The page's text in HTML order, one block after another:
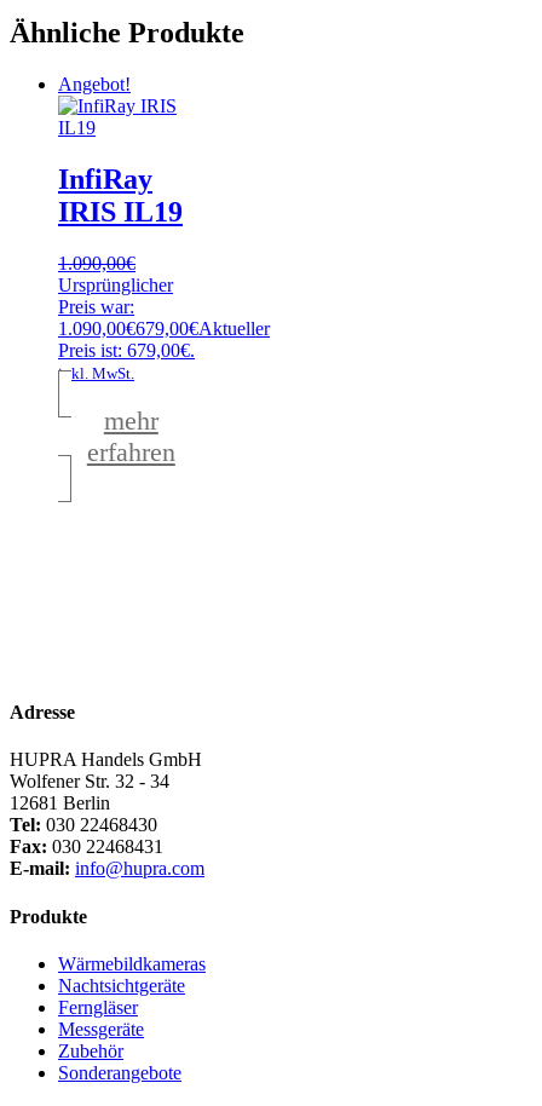
Ähnliche Produkte
Angebot!
InfiRay
IRIS IL19
1.090,00€
Ursprünglicher
Preis war:
1.090,00€679,00€Aktueller
Preis ist: 679,00€.
inkl. MwSt.
mehr
erfahren
Adresse
HUPRA Handels GmbH
Wolfener Str. 32 - 34
12681 Berlin
Tel: 030 22468430
Fax: 030 22468431
E-mail: info@hupra.com
Produkte
Wärmebildkameras
Nachtsichtgeräte
Ferngläser
Messgeräte
Zubehör
Sonderangebote